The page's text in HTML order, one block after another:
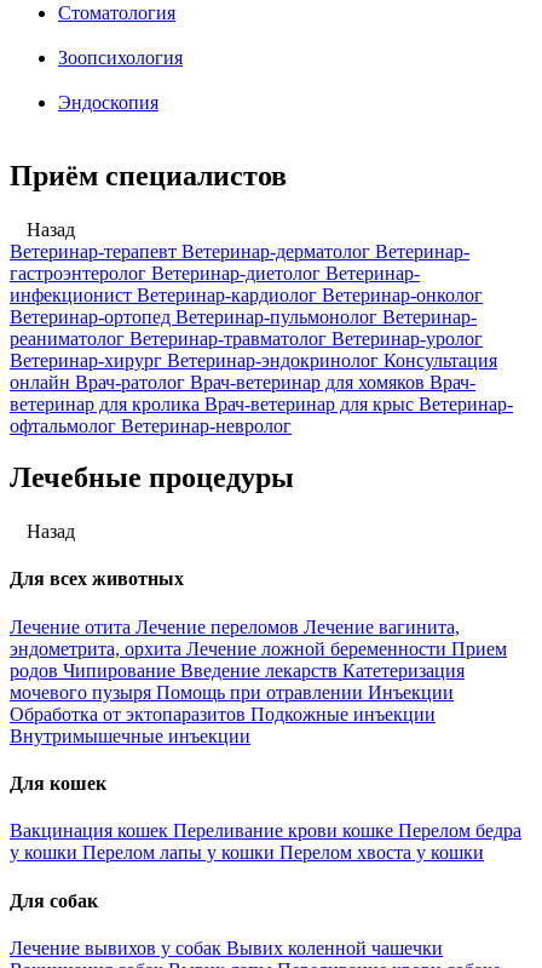
Стоматология
Зоопсихология
Эндоскопия
Приём специалистов
Назад
Ветеринар-терапевт Ветеринар-дерматолог Ветеринар-
гастроэнтеролог Ветеринар-диетолог Ветеринар-
инфекционист Ветеринар-кардиолог Ветеринар-онколог
Ветеринар-ортопед Ветеринар-пульмонолог Ветеринар-
реаниматолог Ветеринар-травматолог Ветеринар-уролог
Ветеринар-хирург Ветеринар-эндокринолог Консультация
онлайн Врач-ратолог Врач-ветеринар для хомяков Врач-
ветеринар для кролика Врач-ветеринар для крыс Ветеринар-
офтальмолог Ветеринар-невролог
Лечебные процедуры
Назад
Для всех животных
Лечение отита Лечение переломов Лечение вагинита,
эндометрита, орхита Лечение ложной беременности Прием
родов Чипирование Введение лекарств Катетеризация
мочевого пузыря Помощь при отравлении Инъекции
Обработка от эктопаразитов Подкожные инъекции
Внутримышечные инъекции
Для кошек
Вакцинация кошек Переливание крови кошке Перелом бедра
у кошки Перелом лапы у кошки Перелом хвоста у кошки
Для собак
Лечение вывихов у собак Вывих коленной чашечки